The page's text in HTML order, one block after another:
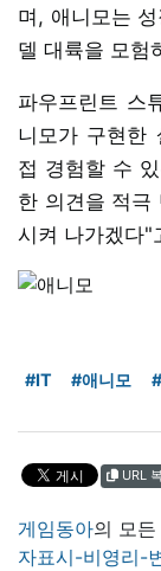
며, 애니모는
델 대륙을 모험
파우프린트 스
니모가 구현한
접 경험할 수
한 의견을 적극
시켜 나가겠다"
#IT #애니모
URL
게임동아의 모
자표시-비영리-